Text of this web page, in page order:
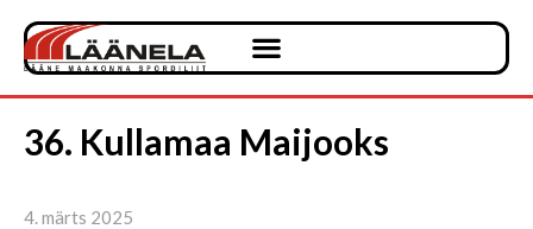
36. Kullamaa Maijooks
4. märts 2025